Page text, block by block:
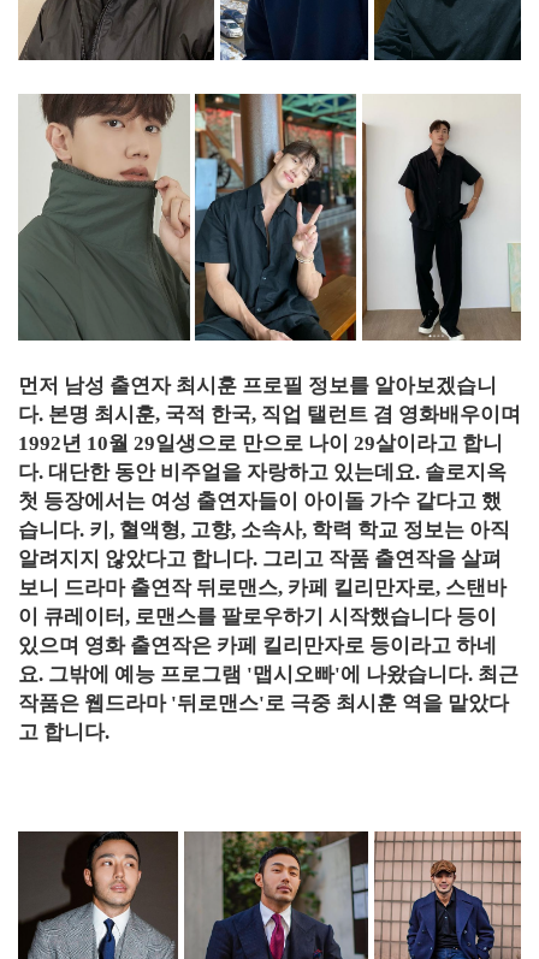
먼저 남성 출연자 최시훈 프로필 정보를 알아보겠습니
다. 본명 최시훈, 국적 한국, 직업 탤런트 겸 영화배우이며
1992년 10월 29일생으로 만으로 나이 29살이라고 합니
다. 대단한 동안 비주얼을 자랑하고 있는데요. 솔로지옥
첫 등장에서는 여성 출연자들이 아이돌 가수 같다고 했
습니다. 키, 혈액형, 고향, 소속사, 학력 학교 정보는 아직
알려지지 않았다고 합니다. 그리고 작품 출연작을 살펴
보니 드라마 출연작 뒤로맨스, 카페 킬리만자로, 스탠바
이 큐레이터, 로맨스를 팔로우하기 시작했습니다 등이
있으며 영화 출연작은 카페 킬리만자로 등이라고 하네
요. 그밖에 예능 프로그램 '맵시오빠'에 나왔습니다. 최근
작품은 웹드라마 '뒤로맨스'로 극중 최시훈 역을 맡았다
고 합니다.